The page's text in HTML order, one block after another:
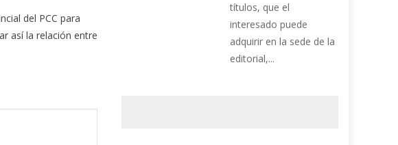
del PCC para
así la relación entre
títulos, que el
interesado puede
adquirir en la sede de la
editorial,...